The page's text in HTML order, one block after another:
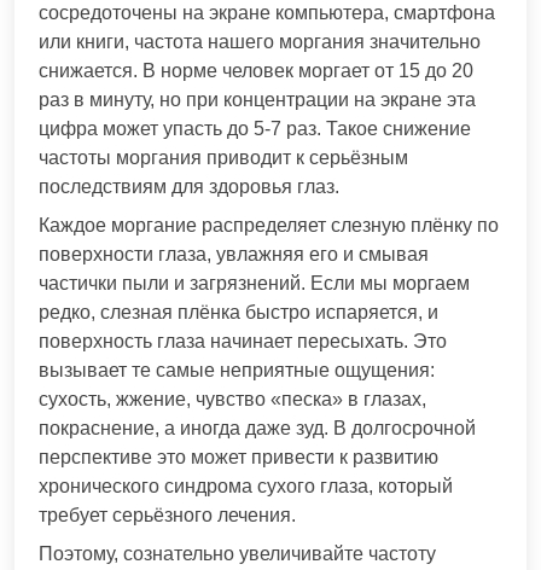
сосредоточены на экране компьютера, смартфона
или книги, частота нашего моргания значительно
снижается. В норме человек моргает от 15 до 20
раз в минуту, но при концентрации на экране эта
цифра может упасть до 5-7 раз. Такое снижение
частоты моргания приводит к серьёзным
последствиям для здоровья глаз.
Каждое моргание распределяет слезную плёнку по
поверхности глаза, увлажняя его и смывая
частички пыли и загрязнений. Если мы моргаем
редко, слезная плёнка быстро испаряется, и
поверхность глаза начинает пересыхать. Это
вызывает те самые неприятные ощущения:
сухость, жжение, чувство «песка» в глазах,
покраснение, а иногда даже зуд. В долгосрочной
перспективе это может привести к развитию
хронического синдрома сухого глаза, который
требует серьёзного лечения.
Поэтому, сознательно увеличивайте частоту